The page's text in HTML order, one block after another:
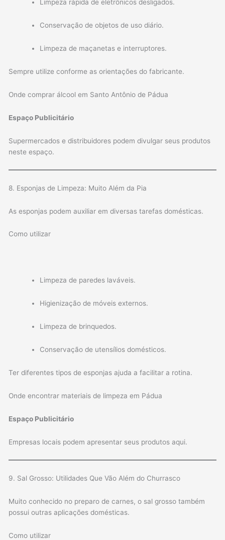
Limpeza rápida de eletrônicos desligados.
Conservação de objetos de uso diário.
Limpeza de maçanetas e interruptores.
Sempre utilize conforme as orientações do fabricante.
Onde comprar álcool em Santo Antônio de Pádua
Espaço Publicitário
Supermercados e distribuidores podem divulgar seus produtos
neste espaço.
8. Esponjas de Limpeza: Muito Além da Pia
As esponjas podem auxiliar em diversas tarefas domésticas.
Como utilizar
Limpeza de paredes laváveis.
Higienização de móveis externos.
Limpeza de brinquedos.
Conservação de utensílios domésticos.
Ter diferentes tipos de esponjas ajuda a facilitar a rotina.
Onde encontrar materiais de limpeza em Pádua
Espaço Publicitário
Empresas locais podem apresentar seus produtos aqui.
9. Sal Grosso: Utilidades Que Vão Além do Churrasco
Muito conhecido no preparo de carnes, o sal grosso também
possui outras aplicações domésticas.
Como utilizar